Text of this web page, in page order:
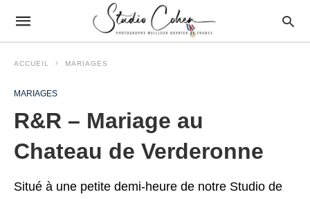
ACCUEIL MARIAGES
MARIAGES
R&R – Mariage au
Chateau de Verderonne
Situé à une petite demi-heure de notre Studio de